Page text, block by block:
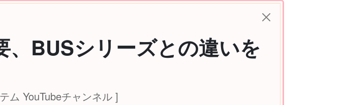
BUSシリーズとの違いを
ム YouTubeチャンネル ]